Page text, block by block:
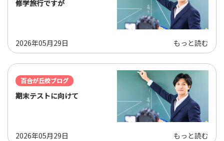
修学旅行ですが
2026年05月29日 もっと読む
百合が丘校ブログ
期末テストに向けて
2026年05月29日 もっと読む